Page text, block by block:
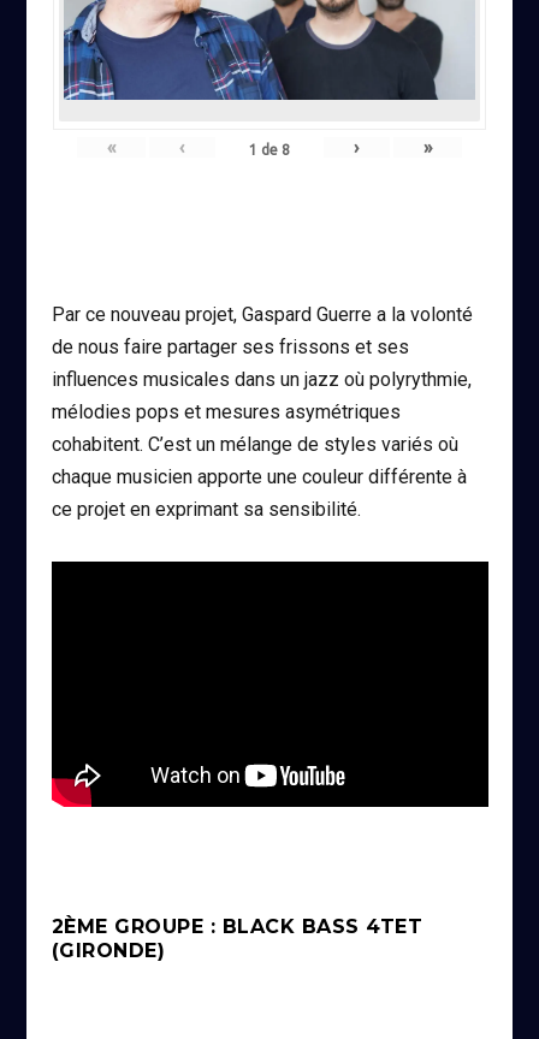
« ‹ 1 de 8 › »
Par ce nouveau projet, Gaspard Guerre a la volonté
de nous faire partager ses frissons et ses
influences musicales dans un jazz où polyrythmie,
mélodies pops et mesures asymétriques
cohabitent. C’est un mélange de styles variés où
chaque musicien apporte une couleur différente à
ce projet en exprimant sa sensibilité.
2ÈME GROUPE : BLACK BASS 4TET
(GIRONDE)